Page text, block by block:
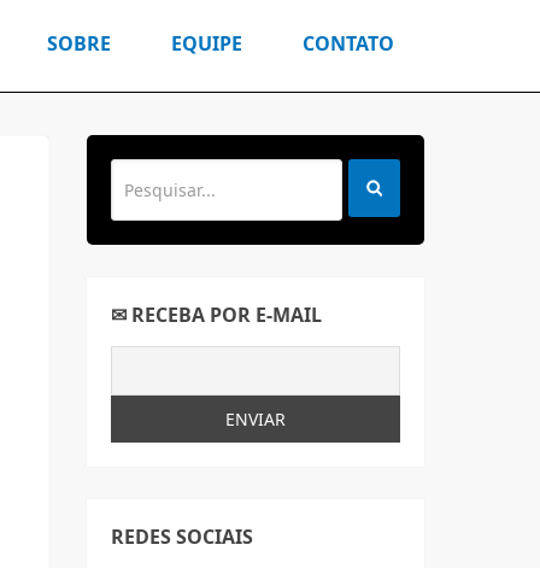
SOBRE EQUIPE CONTATO
✉ RECEBA POR E-MAIL
REDES SOCIAIS